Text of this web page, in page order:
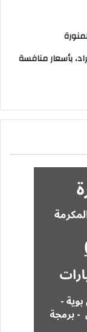
بأسعار منافسة